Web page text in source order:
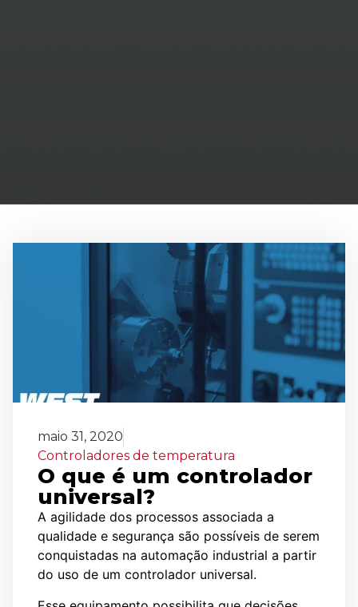
maio 31, 2020
Controladores de temperatura
O que é um controlador
universal?
A agilidade dos processos associada a
qualidade e segurança são possíveis de serem
conquistadas na automação industrial a partir
do uso de um controlador universal.